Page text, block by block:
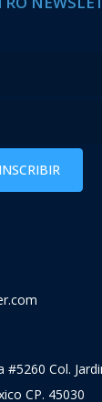
#5260 Col.
CP. 45030